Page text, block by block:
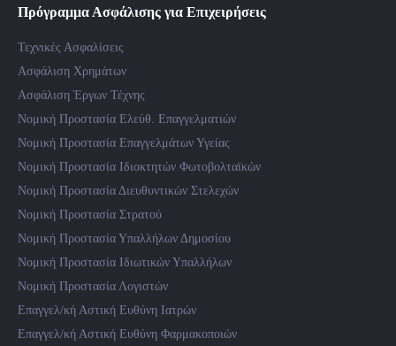
Πρόγραμμα Ασφάλισης για Επιχειρήσεις
Τεχνικές Ασφαλίσεις
Ασφάλιση Χρημάτων
Ασφάλιση Έργων Τέχνης
Νομική Προστασία Ελεύθ. Επαγγελματιών
Νομική Προστασία Επαγγελμάτων Υγείας
Νομική Προστασία Ιδιοκτητών Φωτοβολταϊκών
Νομική Προστασία Διευθυντικών Στελεχών
Νομική Προστασία Στρατού
Νομική Προστασία Υπαλλήλων Δημοσίου
Νομική Προστασία Ιδιωτικών Υπαλλήλων
Νομική Προστασία Λογιστών
Επαγγελ/κή Αστική Ευθύνη Ιατρών
Επαγγελ/κή Αστική Ευθύνη Φαρμακοποιών